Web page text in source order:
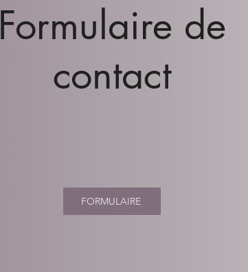
Formulaire de
contact
FORMULAIRE